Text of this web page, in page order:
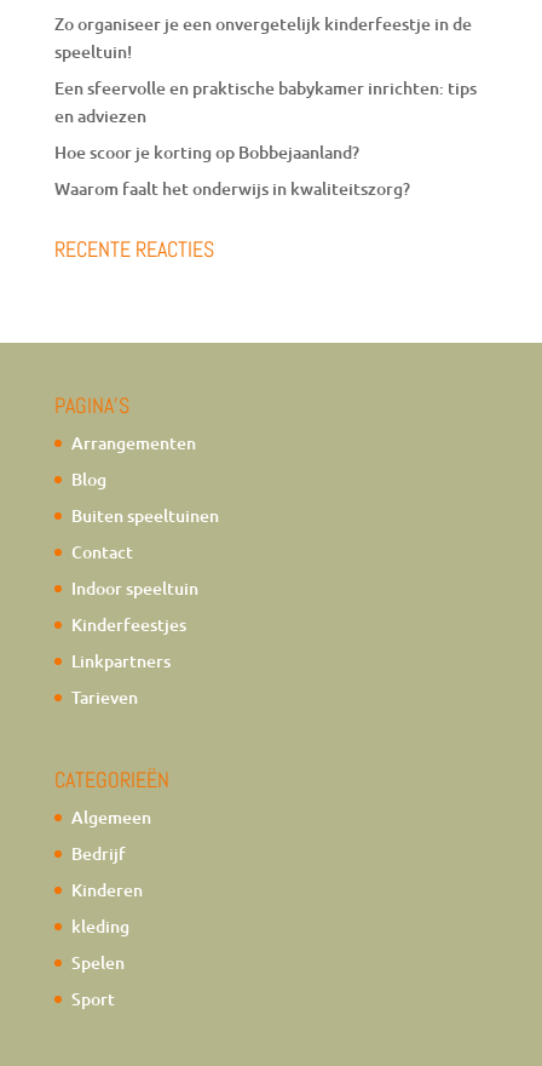
Zo organiseer je een onvergetelijk kinderfeestje in de
speeltuin!
Een sfeervolle en praktische babykamer inrichten: tips
en adviezen
Hoe scoor je korting op Bobbejaanland?
Waarom faalt het onderwijs in kwaliteitszorg?
RECENTE REACTIES
PAGINA’S
Arrangementen
Blog
Buiten speeltuinen
Contact
Indoor speeltuin
Kinderfeestjes
Linkpartners
Tarieven
CATEGORIEËN
Algemeen
Bedrijf
Kinderen
kleding
Spelen
Sport